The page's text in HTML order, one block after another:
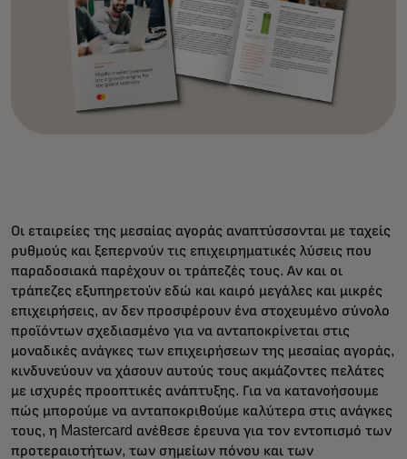
Οι εταιρείες της μεσαίας αγοράς αναπτύσσονται με ταχείς
ρυθμούς και ξεπερνούν τις επιχειρηματικές λύσεις που
παραδοσιακά παρέχουν οι τράπεζές τους. Αν και οι
τράπεζες εξυπηρετούν εδώ και καιρό μεγάλες και μικρές
επιχειρήσεις, αν δεν προσφέρουν ένα στοχευμένο σύνολο
προϊόντων σχεδιασμένο για να ανταποκρίνεται στις
μοναδικές ανάγκες των επιχειρήσεων της μεσαίας αγοράς,
κινδυνεύουν να χάσουν αυτούς τους ακμάζοντες πελάτες
με ισχυρές προοπτικές ανάπτυξης. Για να κατανοήσουμε
πώς μπορούμε να ανταποκριθούμε καλύτερα στις ανάγκες
τους, η Mastercard ανέθεσε έρευνα για τον εντοπισμό των
προτεραιοτήτων, των σημείων πόνου και των